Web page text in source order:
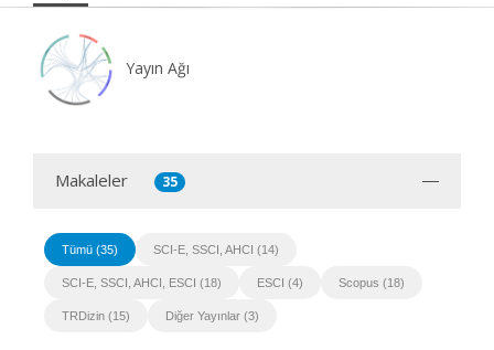
Yayın Ağı
Makaleler 35
Tümü (35) SCI-E, SSCI, AHCI (14)
SCI-E, SSCI, AHCI, ESCI (18) ESCI (4) Scopus (18)
TRDizin (15) Diğer Yayınlar (3)